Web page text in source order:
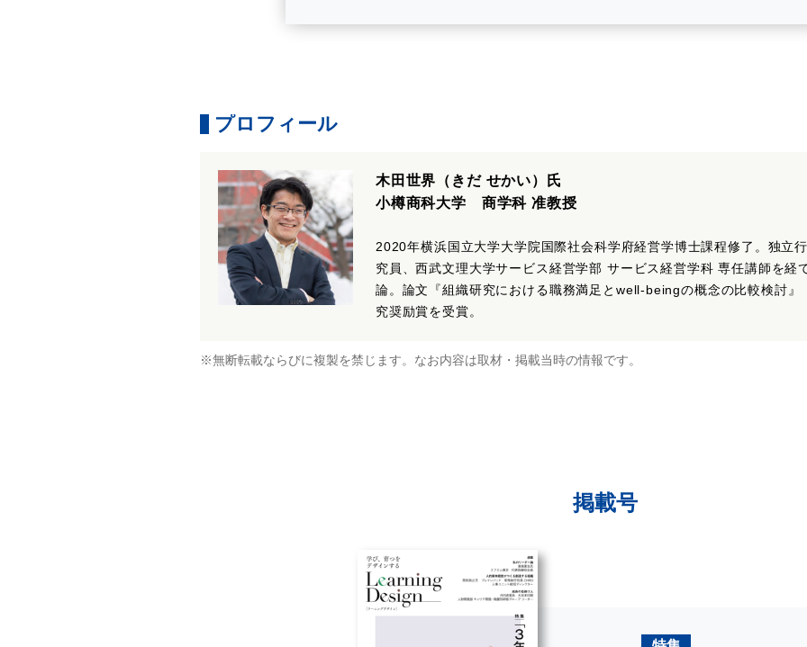
プロフィール
木田世界（きだ せかい）氏
小樽商科大学 商学科 准教授
2020年横浜国立大学大学院国際社会科学府経営学博士課程修了。独立
究員、西武文理大学サービス経営学部 サービス経営学科 専任講師を経
論。論文『組織研究における職務満足とwell-beingの概念の比較検討
究奨励賞を受賞。
※無断転載ならびに複製を禁じます。なお内容は取材・掲載当時の情報です。
掲載号